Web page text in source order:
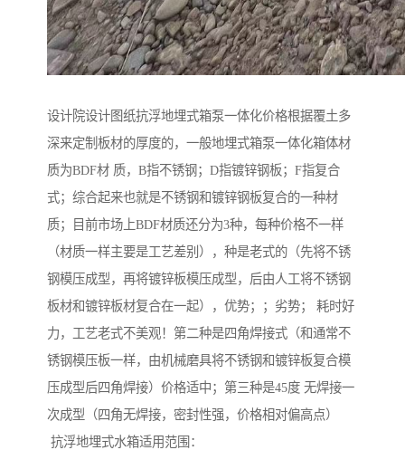
设计院设计图纸抗浮地埋式箱泵一体化价格根据覆土多
深来定制板材的厚度的，一般地埋式箱泵一体化箱体材
质为BDF材 质，B指不锈钢；D指镀锌钢板；F指复合
式；综合起来也就是不锈钢和镀锌钢板复合的一种材
质；目前市场上BDF材质还分为3种，每种价格不一样
（材质一样主要是工艺差别），种是老式的（先将不锈
钢模压成型，再将镀锌板模压成型，后由人工将不锈钢
板材和镀锌板材复合在一起），优势；；劣势； 耗时好
力，工艺老式不美观！第二种是四角焊接式（和通常不
锈钢模压板一样，由机械磨具将不锈钢和镀锌板复合模
压成型后四角焊接）价格适中；第三种是45度 无焊接一
次成型（四角无焊接，密封性强，价格相对偏高点）
抗浮地埋式水箱适用范围：